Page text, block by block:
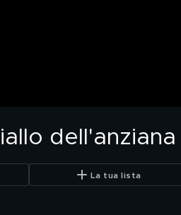
La tua lista